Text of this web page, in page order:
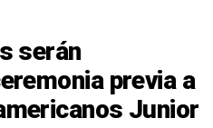
serán
previa a
Junior